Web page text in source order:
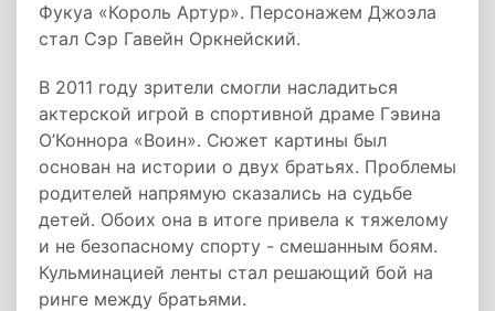
Фукуа «Король Артур». Персонажем Джоэла
стал Сэр Гавейн Оркнейский.
В 2011 году зрители смогли насладиться
актерской игрой в спортивной драме Гэвина
О’Коннора «Воин». Сюжет картины был
основан на истории о двух братьях. Проблемы
родителей напрямую сказались на судьбе
детей. Обоих она в итоге привела к тяжелому
и не безопасному спорту - смешанным боям.
Кульминацией ленты стал решающий бой на
ринге между братьями.